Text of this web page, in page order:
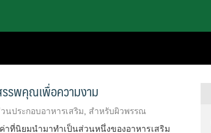
รรพคุณเพื่อความงาม
นประกอบอาหารเสริม
สำหรับผิวพรรณ
าที่นิยมนำมาทำเป็นส่วนหนึ่งของอาหารเสริม